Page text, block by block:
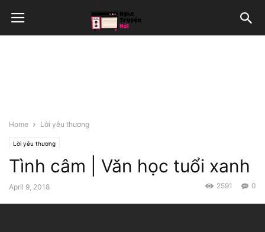
Home Lời yêu thương
Lời yêu thương
Tình câm | Văn học tuổi xanh
April 9, 2018 0
2591